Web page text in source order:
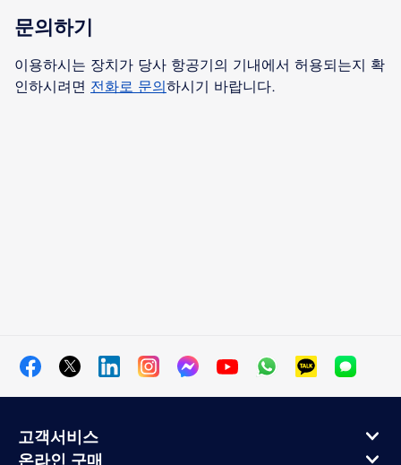
문의하기
이용하시는 장치가 당사 항공기의 기내에서 허용되는지 확
인하시려면 전화로 문의하시기 바랍니다.
고객서비스
온라인 구매